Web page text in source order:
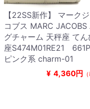
【22SS新作】 マーク
コブス MARC JACOBS
グチャーム 天秤座 てん
座S474M01RE21
ピンク系 charm-01
¥ 4,360円